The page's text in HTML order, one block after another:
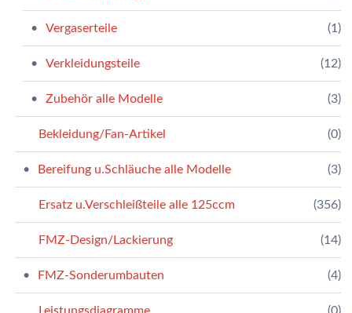
Vergaserteile (1)
Verkleidungsteile (12)
Zubehör alle Modelle (3)
Bekleidung/Fan-Artikel (0)
Bereifung u.Schläuche alle Modelle (3)
Ersatz u.Verschleißteile alle 125ccm (356)
FMZ-Design/Lackierung (14)
FMZ-Sonderumbauten (4)